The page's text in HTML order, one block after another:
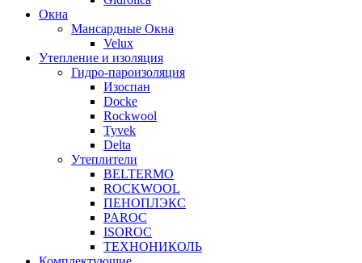
Окна
Мансардные Окна
Velux
Утепление и изоляция
Гидро-пароизоляция
Изоспан
Docke
Rockwool
Tyvek
Delta
Утеплители
BELTERMO
ROCKWOOL
ПЕНОПЛЭКС
PAROC
ISOROC
ТЕХНОНИКОЛЬ